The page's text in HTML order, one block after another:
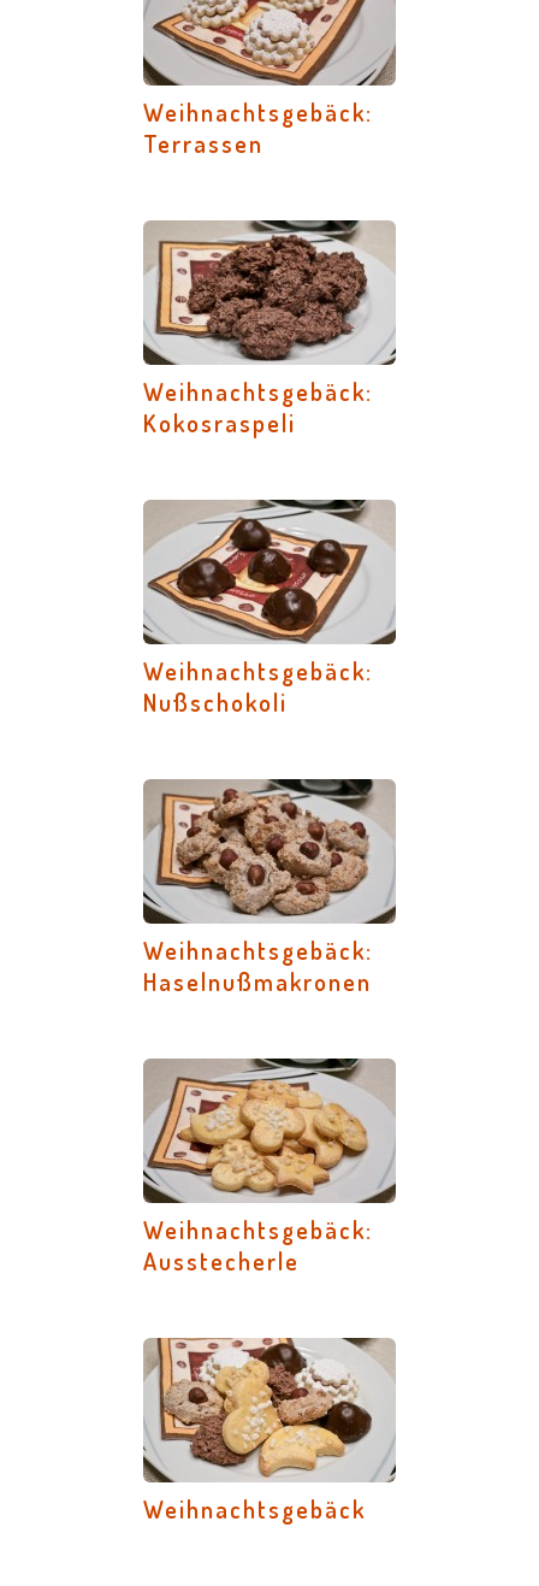
Weihnachtsgebäck:
Terrassen
Weihnachtsgebäck:
Kokosraspeli
Weihnachtsgebäck:
Nußschokoli
Weihnachtsgebäck:
Haselnußmakronen
Weihnachtsgebäck:
Ausstecherle
Weihnachtsgebäck